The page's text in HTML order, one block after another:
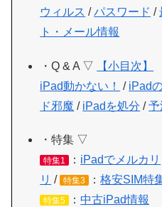
ウィルス /パスワード /
ト・メール情報
・Q & A ▽
【小目次】
iPad動かない！
/ iPad
ド邪魔 / iPadを処分 /予
・特集 ▽
特集1 ： iPadでメルカリ
リ / 特集3 ：格安SIM特
特集5 ：中古iPad情報